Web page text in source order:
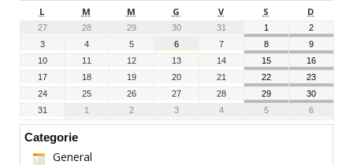
L M M G V S D
27 28 29 30 31 1
2
3
4 5 6 7 8
9
10
11 12 13 14 15
16
17
18 19 20 21 22
23
24
25 26 27 28 29
30
31
1 2 3 4 5 6
Categorie
General